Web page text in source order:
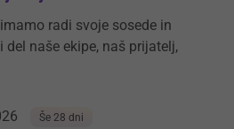
radi svoje sosede in
del naše ekipe, naš prijatelj,
Še 28 dni